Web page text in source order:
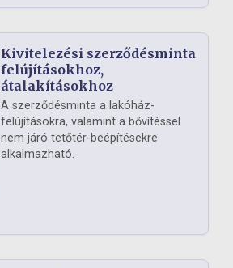
Kivitelezési szerződésminta
felújításokhoz,
átalakításokhoz
A szerződésminta a lakóház-
felújításokra, valamint a bővítéssel
nem járó tetőtér-beépítésekre
alkalmazható.